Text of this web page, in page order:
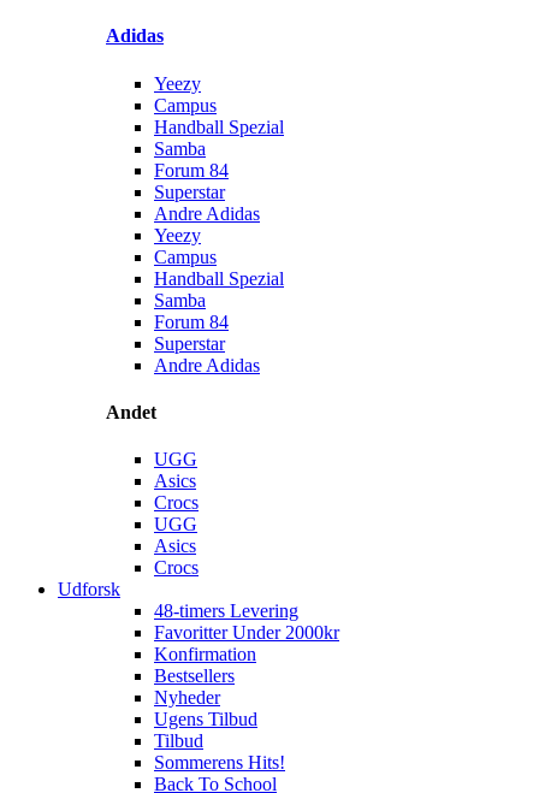
Adidas
Yeezy
Campus
Handball Spezial
Samba
Forum 84
Superstar
Andre Adidas
Yeezy
Campus
Handball Spezial
Samba
Forum 84
Superstar
Andre Adidas
Andet
UGG
Asics
Crocs
UGG
Asics
Crocs
Udforsk
48-timers Levering
Favoritter Under 2000kr
Konfirmation
Bestsellers
Nyheder
Ugens Tilbud
Tilbud
Sommerens Hits!
Back To School